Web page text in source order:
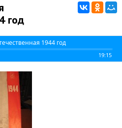
год
1944 год
19:15